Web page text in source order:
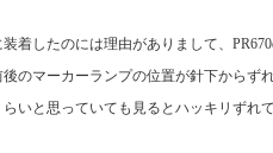
着したのには理由がありまして、
のマーカーランプの位置が針下からず
らいと思っていても見るとハッキリずれ